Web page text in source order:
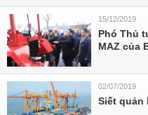
15/12/2019
Phó Thủ
MAZ của
02/07/2019
Siết quản